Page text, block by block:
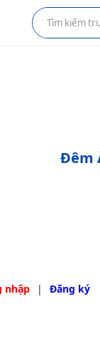
Đêm
nhập | Đăng ký